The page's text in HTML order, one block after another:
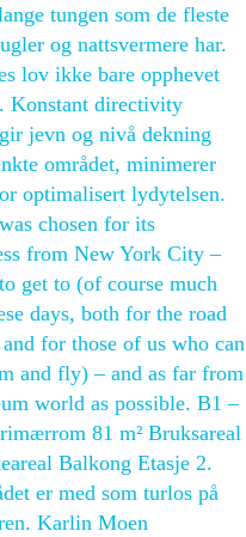
tungen som de fleste
og nattsvermere har.
lov ikke bare opphevet
Konstant directivity
jevn og nivå dekning
området, minimerer
optimalisert lydytelsen.
chosen for its
from New York City –
get to (of course much
days, both for the road
for those of us who can
and fly) – and as far from
world as possible. B1 –
81 m² Bruksareal
Balkong Etasje 2.
er med som turlos på
Karlin Moen